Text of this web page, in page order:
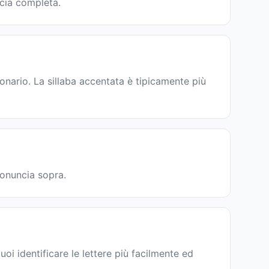
completa.
La sillaba accentata è tipicamente più
sopra.
identificare le lettere più facilmente ed